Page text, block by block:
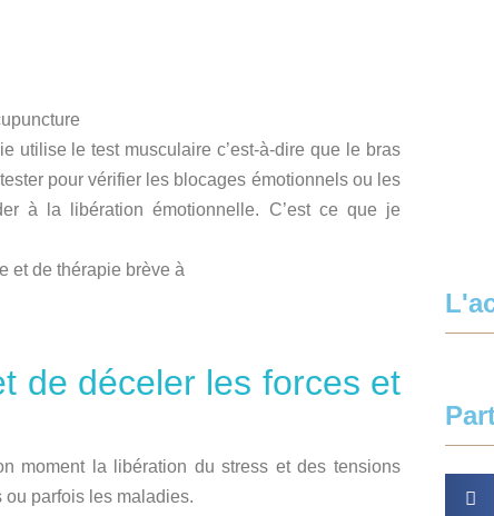
utilise le test musculaire c’est-à-dire que le bras
pour vérifier les blocages émotionnels ou les
à la libération émotionnelle. C’est ce que je
et de thérapie brève à
de déceler les forces et
moment la libération du stress et des tensions
parfois les maladies.